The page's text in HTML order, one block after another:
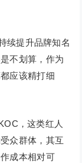
续提升品牌知名
不划算，作为
应该精打细
，这类红人
众群体，其互
成本相对可